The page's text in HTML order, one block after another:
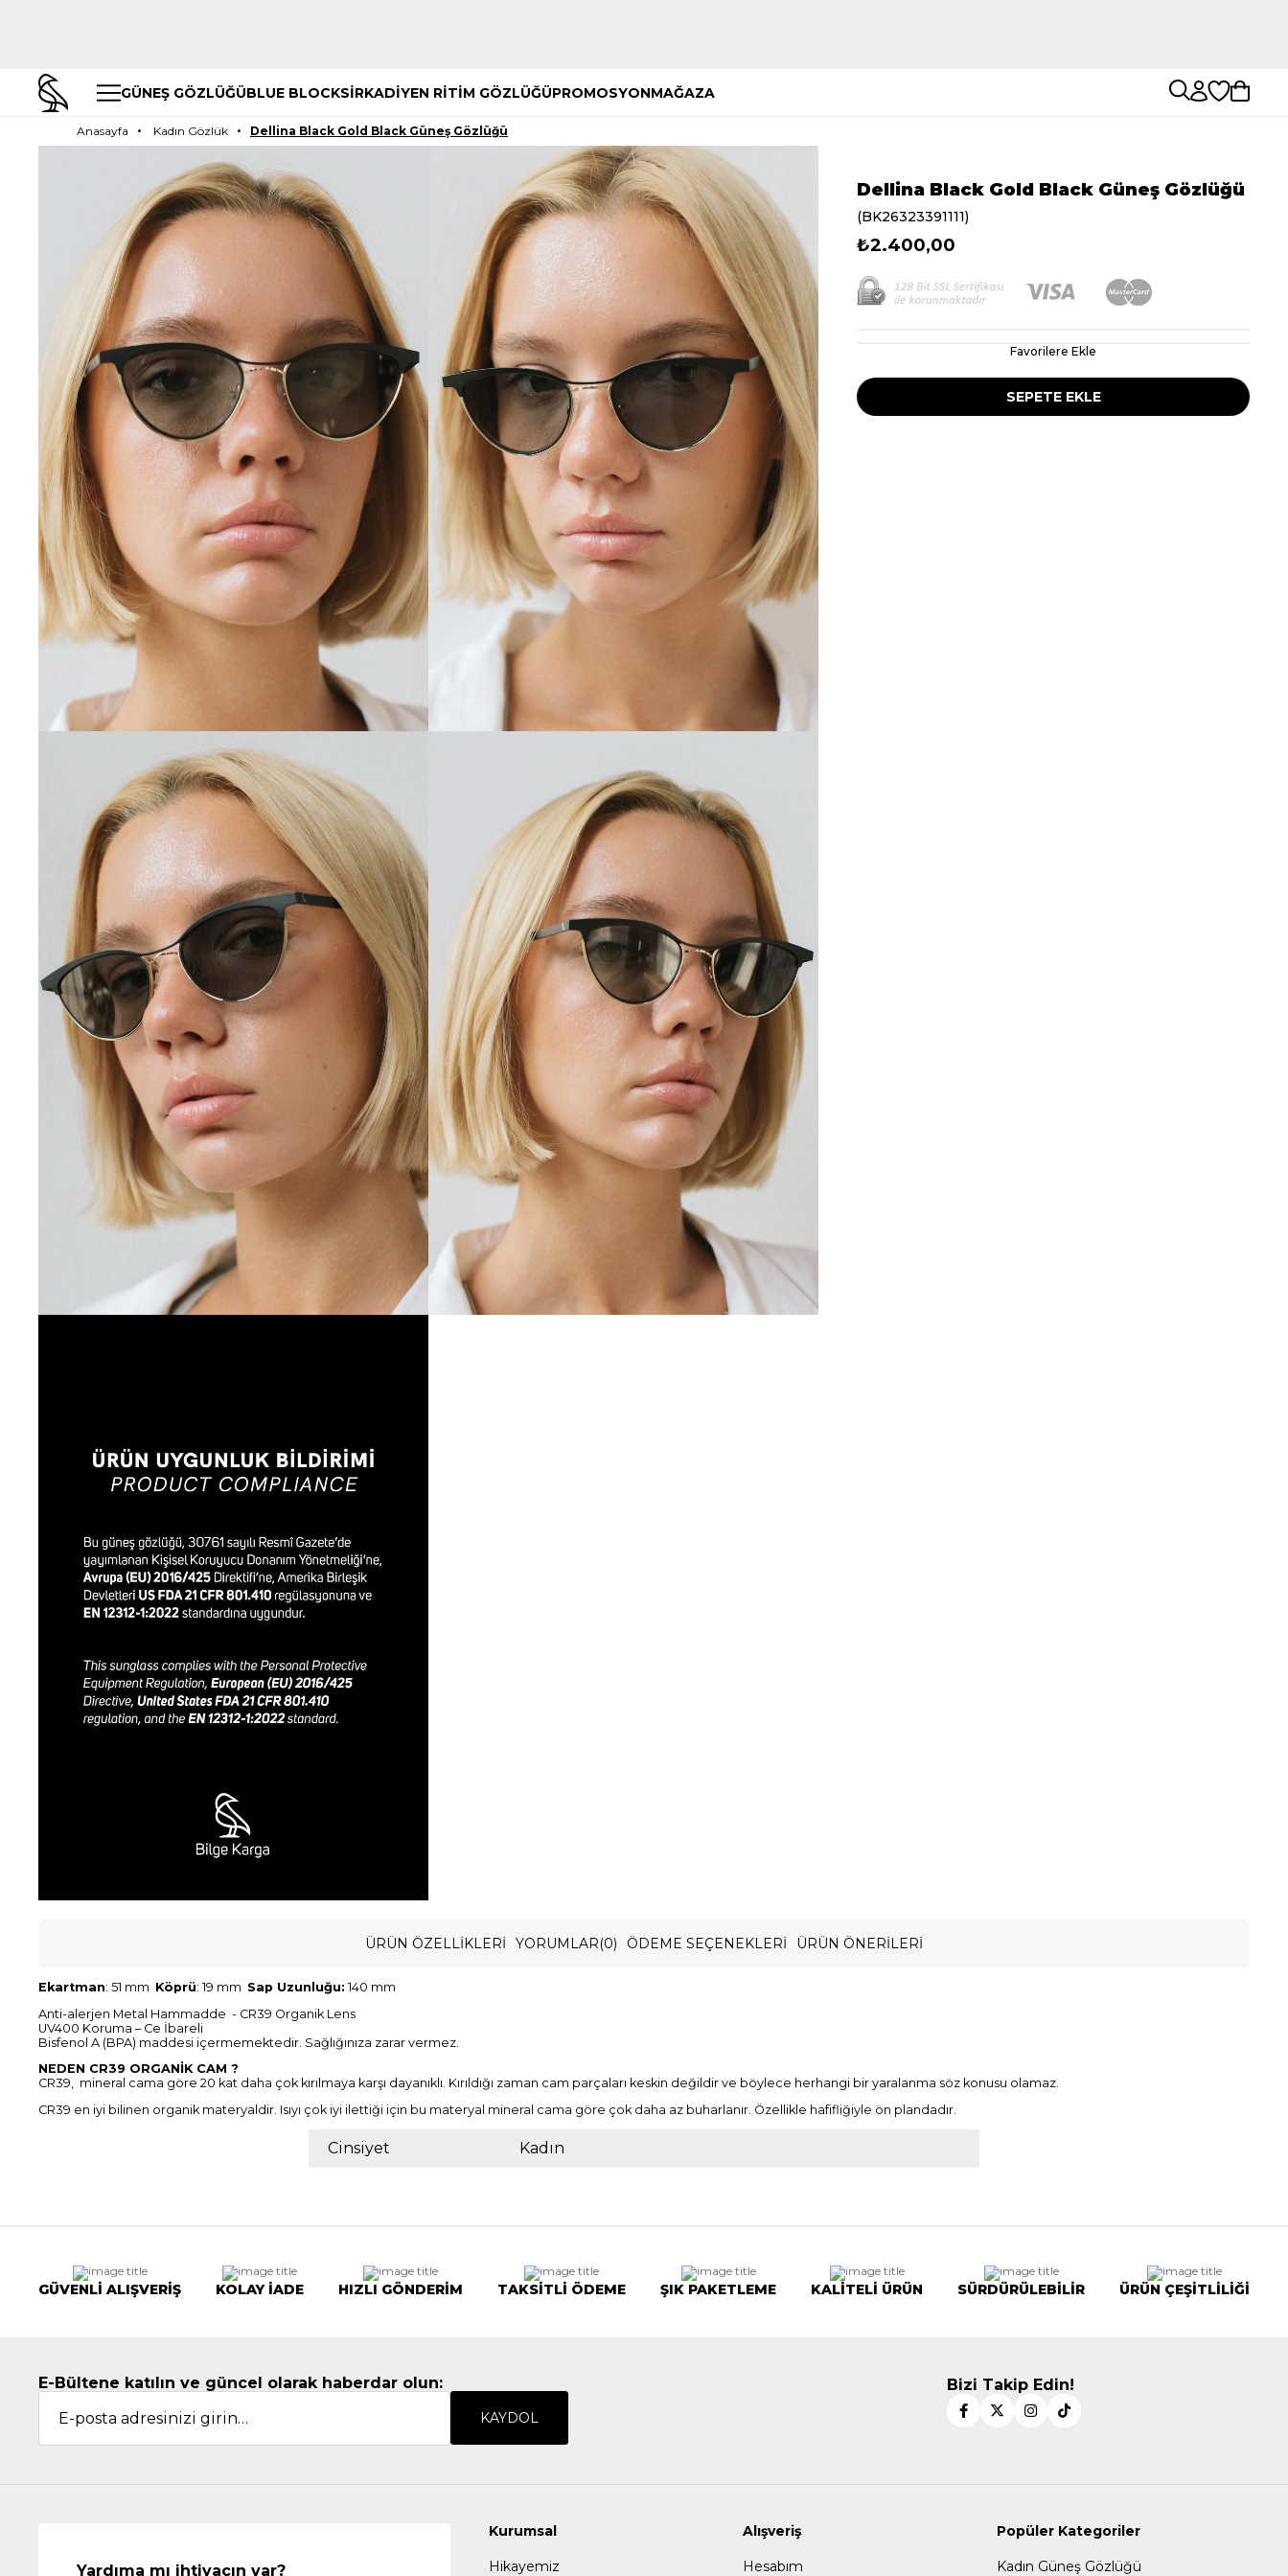
GÜNEŞ GÖZLÜĞÜBLUE BLOCKSİRKADİYEN RİTİM GÖZLÜĞÜPROMOSYONMAĞAZA
Anasayfa Kadın Gözlük Dellina Black Gold Black Güneş Gözlüğü
Dellina Black Gold Black Güneş Gözlüğü
(BK26323391111)
₺2.400,00
Favorilere Ekle
ÜRÜN ÖZELLIKLERI YORUMLAR(0) ÖDEME SEÇENEKLERI ÜRÜN ÖNERILERI
Ekartman: 51 mm Köprü: 19 mm Sap Uzunluğu: 140 mm
Anti-alerjen Metal Hammadde - CR39 Organik Lens
UV400 Koruma – Ce İbareli
Bisfenol A (BPA) maddesi içermemektedir. Sağlığınıza zarar vermez.
NEDEN CR39 ORGANİK CAM ?
CR39, mineral cama göre 20 kat daha çok kırılmaya karşı dayanıklı. Kırıldığı zaman cam parçaları keskin değildir ve böylece herhangi bir yaralanma söz konusu olamaz.
CR39 en iyi bilinen organik materyaldir. Isıyı çok iyi ilettiği için bu materyal mineral cama göre çok daha az buharlanır. Özellikle hafifliğiyle ön plandadır.
Cinsiyet Kadın
GÜVENLİ ALIŞVERİŞ KOLAY İADE HIZLI GÖNDERİM TAKSİTLİ ÖDEME ŞIK PAKETLEME KALİTELİ ÜRÜN SÜRDÜRÜLEBİLİR ÜRÜN ÇEŞİTLİLİĞİ
E-Bültene katılın ve güncel olarak haberdar olun:
KAYDOL
Bizi Takip Edin!
Yardıma mı ihtiyacın var?
Kurumsal
Hikayemiz
Alışveriş
Hesabım
Popüler Kategoriler
Kadın Güneş Gözlüğü